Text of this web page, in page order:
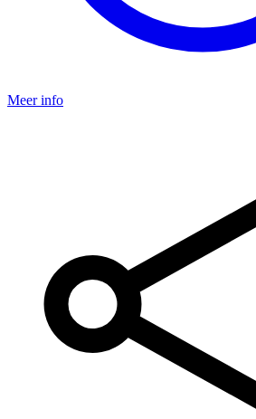
Meer info